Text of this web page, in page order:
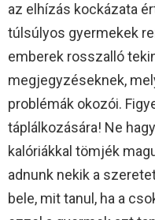
az elhízás kockázata
túlsúlyos gyermekek
emberek rosszalló
megjegyzéseknek,
problémák okozói.
táplálkozására! Ne
kalóriákkal tömjék
adnunk nekik a
bele, mit tanul, ha a